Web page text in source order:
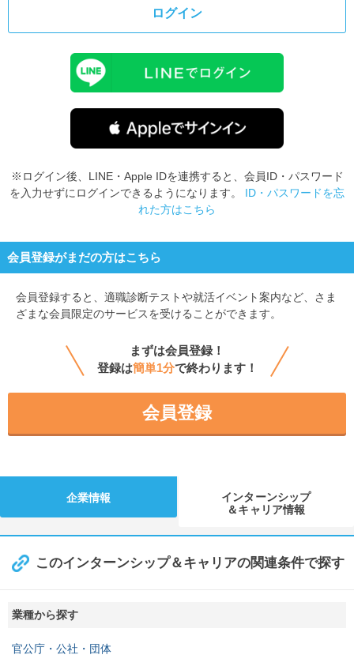
ログイン
※ログイン後、LINE・Apple IDを連携すると、会員ID・パスワード
を入力せずにログインできるようになります。 ID・パスワードを忘
れた方はこちら
会員登録がまだの方はこちら
会員登録すると、 適職診断テストや就活イベント案内など、さま
ざまな会員限定のサービスを受けることができます。
まずは会員登録！
登録は簡単1分で終わります！
会員登録
企業情報
インターンシップ
＆キャリア情報
このインターンシップ＆キャリアの関連条件で探す
業種から探す
官公庁・公社・団体